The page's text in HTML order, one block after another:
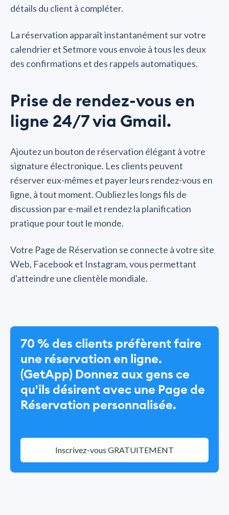
détails du client à compléter.
La réservation apparaît instantanément sur votre
calendrier et Setmore vous envoie à tous les deux
des confirmations et des rappels automatiques.
Prise de rendez-vous en
ligne 24/7 via Gmail.
Ajoutez un bouton de réservation élégant à votre
signature électronique. Les clients peuvent
réserver eux-mêmes et payer leurs rendez-vous en
ligne, à tout moment. Oubliez les longs fils de
discussion par e-mail et rendez la planification
pratique pour tout le monde.
Votre Page de Réservation se connecte à votre site
Web, Facebook et Instagram, vous permettant
d'atteindre une clientèle mondiale.
70 % des clients préfèrent faire
une réservation en ligne.
(GetApp) Donnez aux gens ce
qu'ils désirent avec une Page de
Réservation personnalisée.
Inscrivez-vous GRATUITEMENT